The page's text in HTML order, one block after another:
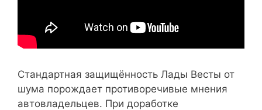
Стандартная защищённость Лады Весты от
шума порождает противоречивые мнения
автовладельцев. При доработке